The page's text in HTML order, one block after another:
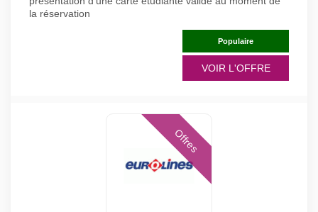
la réservation
Populaire
VOIR L'OFFRE
Offres